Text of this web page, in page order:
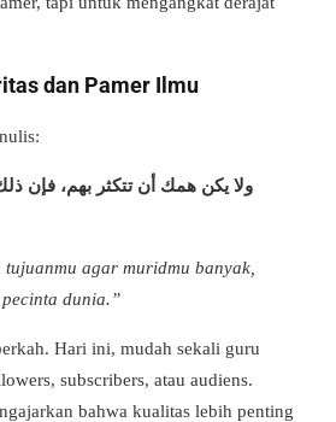
dan Pamer Ilmu
ولا يكن همك أن تتكثر بهم، فإن
agar muridmu banyak,
dunia.”
Hari ini, mudah sekali guru
subscribers, atau audiens.
bahwa kualitas lebih penting